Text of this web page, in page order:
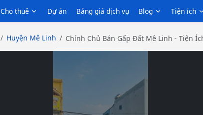
Cho thuê Dự án Bảng giá dịch vụ Blog Tiện ích
Huyện Mê Linh Chính Chủ Bán Gấp Đất Mê Linh - Tiện